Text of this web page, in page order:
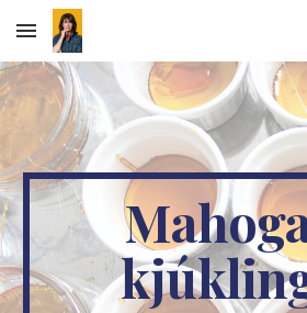
Skip to main content